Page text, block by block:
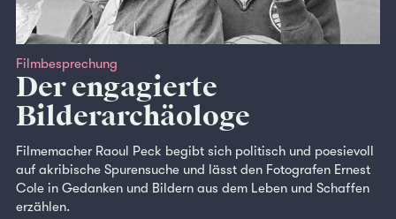
Filmbesprechung
Der engagierte
Bilderarchäologe
Filmemacher Raoul Peck begibt sich politisch und poesievoll
auf akribische Spurensuche und lässt den Fotografen Ernest
Cole in Gedanken und Bildern aus dem Leben und Schaffen
erzählen.